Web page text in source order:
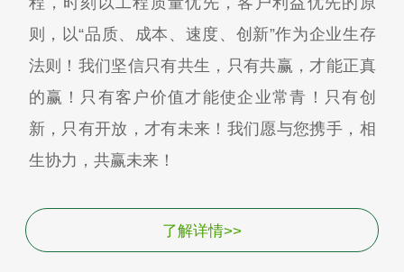
则，以“品质、成本、速度、创新”作为企业生存
法则！我们坚信只有共生，只有共赢，才能正真
的赢！只有客户价值才能使企业常青！只有创
新，只有开放，才有未来！我们愿与您携手，相
生协力，共赢未来！
了解详情>>